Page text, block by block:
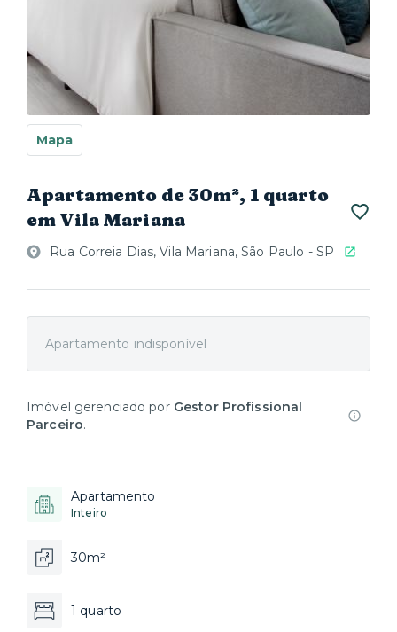
Mapa
Apartamento de 30m², 1 quarto
em Vila Mariana
Rua Correia Dias, Vila Mariana, São Paulo - SP
Apartamento indisponível
Imóvel gerenciado por Gestor Profissional
Parceiro.
Apartamento
Inteiro
30m²
1 quarto